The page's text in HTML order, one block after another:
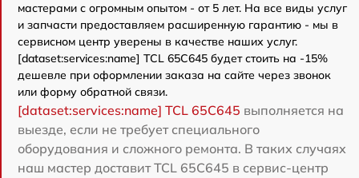
мастерами с огромным опытом - от 5 лет. На все виды услуг
и запчасти предоставляем расширенную гарантию - мы в
сервисном центр уверены в качестве наших услуг.
[dataset:services:name] TCL 65C645 будет стоить на -15%
дешевле при оформлении заказа на сайте через звонок
или форму обратной связи.
[dataset:services:name] TCL 65C645 выполняется на
выезде, если не требует специального
оборудования и сложного ремонта. В таких случаях
наш мастер доставит TCL 65C645 в сервис-центр